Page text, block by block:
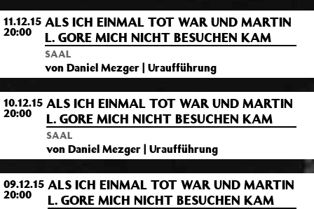
11.12.15
20:00
ALS ICH EINMAL TOT WAR UND MARTIN
L. GORE MICH NICHT BESUCHEN KAM
SAAL
von Daniel Mezger | Uraufführung
10.12.15
20:00
ALS ICH EINMAL TOT WAR UND MARTIN
L. GORE MICH NICHT BESUCHEN KAM
SAAL
von Daniel Mezger | Uraufführung
09.12.15
20:00
ALS ICH EINMAL TOT WAR UND MARTIN
L. GORE MICH NICHT BESUCHEN KAM